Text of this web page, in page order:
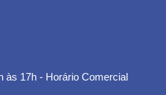
às 17h - Horário Comercial